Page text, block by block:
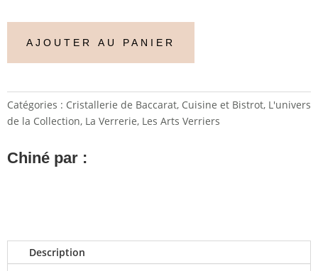
AJOUTER AU PANIER
Catégories : Cristallerie de Baccarat, Cuisine et Bistrot, L'univers
de la Collection, La Verrerie, Les Arts Verriers
Chiné par :
Description